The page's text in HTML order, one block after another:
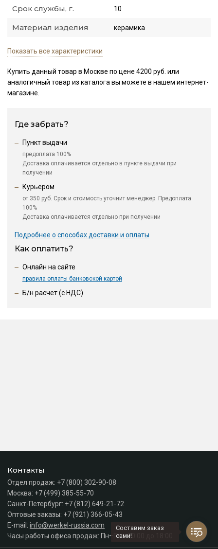
Срок службы, г. 10
Материал изделия керамика
Показать все характеристики
Купить данный товар в Москве по цене 4200 руб. или
аналогичный товар из каталогавы можете в нашем интернет-
магазине.
Где забрать?
Пункт выдачи
предоплата 100%
Доставка оплачивается отдельно в пункте выдачи при
получении
Курьером
от 350 руб. Срок и стоимость уточнит менеджер. Предоплата
100%
Доставка оплачивается отдельно при получении
Подробнее о способах доставки и оплаты
Как оплатить?
Онлайн на сайте
правила оплаты банковской картой
Б/н расчет (c НДС)
Контакты
Отдел продаж: +7 (800) 302-90-08
Москва: +7 (499) 385-55-70
Санкт-Петербург: +7 (812) 649-21-72
Оптовые заказы: +7 (921) 366-05-43
E-mail: info@werkel-russia.com
Часы работы офиса продаж: Пн–Пт с 10:00 до 18:00
Составим заказ
сами!